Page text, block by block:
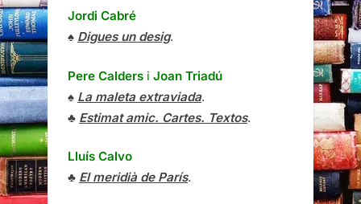
Jordi Cabré
♠ Digues un desig.
Pere Calders i Joan Triadú
♠ La maleta extraviada.
♣ Estimat amic. Cartes. Textos.
Lluís Calvo
♣ El meridià de París.